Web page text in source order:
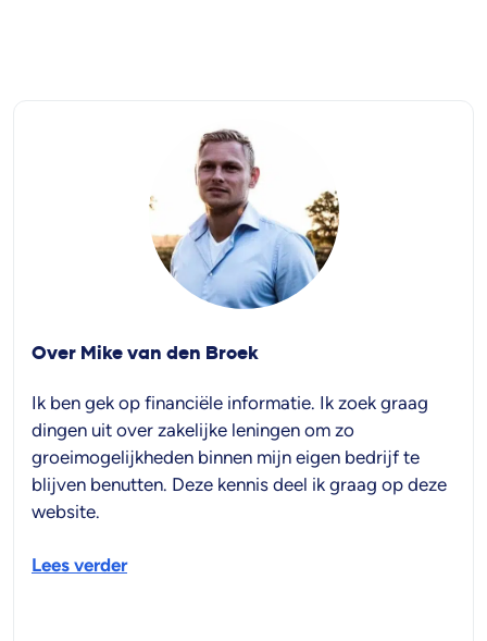
Over Mike van den Broek
Ik ben gek op financiële informatie. Ik zoek graag
dingen uit over zakelijke leningen om zo
groeimogelijkheden binnen mijn eigen bedrijf te
blijven benutten. Deze kennis deel ik graag op deze
website.
Lees verder